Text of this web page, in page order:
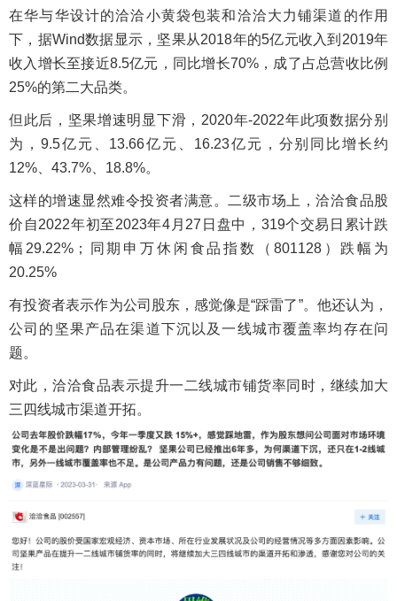
在华与华设计的洽洽小黄袋包装和洽洽大力铺渠道的作用
下，据Wind数据显示，坚果从2018年的5亿元收入到2019年
收入增长至接近8.5亿元，同比增长70%，成了占总营收比例
25%的第二大品类。
但此后，坚果增速明显下滑，2020年-2022年此项数据分别
为，9.5亿元、13.66亿元、16.23亿元，分别同比增长约
12%、43.7%、18.8%。
这样的增速显然难令投资者满意。二级市场上，洽洽食品股
价自2022年初至2023年4月27日盘中，319个交易日累计跌
幅29.22%；同期申万休闲食品指数（801128）跌幅为
20.25%
有投资者表示作为公司股东，感觉像是“踩雷了”。他还认为，
公司的坚果产品在渠道下沉以及一线城市覆盖率均存在问
题。
对此，洽洽食品表示提升一二线城市铺货率同时，继续加大
三四线城市渠道开拓。